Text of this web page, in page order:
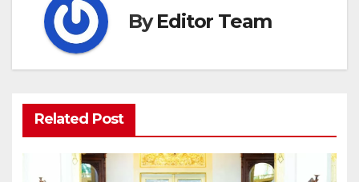
ByEditor Team
Related Post